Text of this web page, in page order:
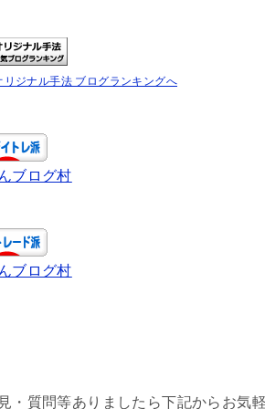
リジナル手法 ブログランキングへ
ブログ村
ブログ村
・質問等ありましたら下記からお気